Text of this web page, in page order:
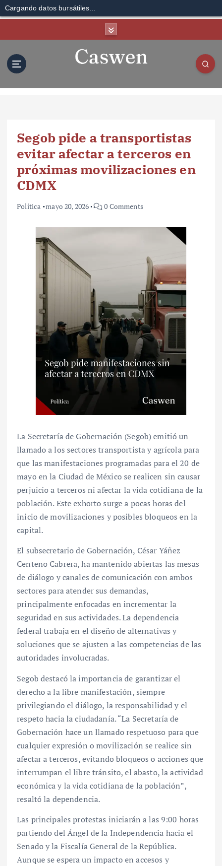
Cargando datos bursátiles...
Segob pide a transportistas
evitar afectar a terceros en
próximas movilizaciones en
CDMX
Política mayo 20, 2026 0 Comments
La Secretaría de Gobernación (Segob) emitió un
llamado a los sectores transportista y agrícola para
que las manifestaciones programadas para el 20 de
mayo en la Ciudad de México se realicen sin causar
perjuicio a terceros ni afectar la vida cotidiana de la
población. Este exhorto surge a pocas horas del
inicio de movilizaciones y posibles bloqueos en la
capital.
El subsecretario de Gobernación, César Yáñez
Centeno Cabrera, ha mantenido abiertas las mesas
de diálogo y canales de comunicación con ambos
sectores para atender sus demandas,
principalmente enfocadas en incrementar la
seguridad en sus actividades. La dependencia
federal trabaja en el diseño de alternativas y
soluciones que se ajusten a las competencias de las
autoridades involucradas.
Segob destacó la importancia de garantizar el
derecho a la libre manifestación, siempre
privilegiando el diálogo, la responsabilidad y el
respeto hacia la ciudadanía. “La Secretaría de
Gobernación hace un llamado respetuoso para que
cualquier expresión o movilización se realice sin
afectar a terceros, evitando bloqueos o acciones que
interrumpan el libre tránsito, el abasto, la actividad
económica y la vida cotidiana de la población”,
resaltó la dependencia.
Las principales protestas iniciarán a las 9:00 horas
partiendo del Ángel de la Independencia hacia el
Senado y la Fiscalía General de la República.
Aunque se espera un impacto en accesos y